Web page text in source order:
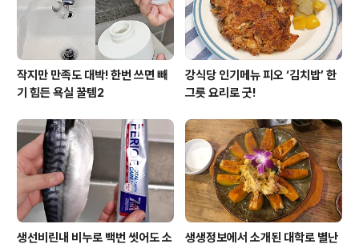
작지만 만족도 대박! 한번 쓰면 빼
기 힘든 욕실 꿀템2
강식당 인기메뉴 피오 ‘김치밥’ 한
그릇 요리로 굿!
생선비린내 비누로 백번 씻어도 소
생생정보에서 소개된 대학로 별난